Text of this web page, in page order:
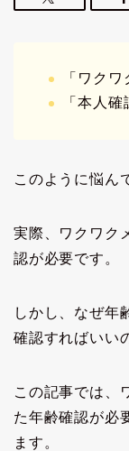
「ワク
「本人
このように悩ん
実際、ワクワク
認が必要です。
しかし、なぜ年
確認すればいい
この記事では、
た年齢確認が必
ます。